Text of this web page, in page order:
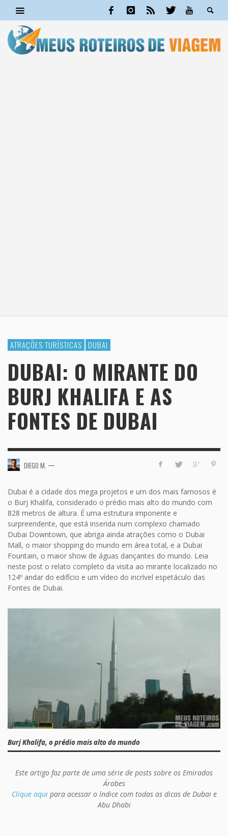
ATRAÇÕES TURÍSTICAS DUBAI
DUBAI: O MIRANTE DO
BURJ KHALIFA E AS
FONTES DE DUBAI
DIEGO M. —
Dubai é a cidade dos mega projetos e um dos mais famosos é
o Burj Khalifa, considerado o prédio mais alto do mundo com
828 metros de altura. É uma estrutura imponente e
surpreendente, que está inserida num complexo chamado
Dubai Downtown, que abriga ainda atrações como o Dubai
Mall, o maior shopping do mundo em área total, e a Dubai
Fountain, o maior show de águas dançantes do mundo. Leia
neste post o relato completo da visita ao mirante localizado no
124º andar do edifício e um vídeo do incrível espetáculo das
Fontes de Dubai.
Burj Khalifa, o prédio mais alto do mundo
Este artigo faz parte de uma série de posts sobre os Emirados
Árabes
Clique aquipara acessar o índice com todas as dicas de Dubai e
Abu Dhabi